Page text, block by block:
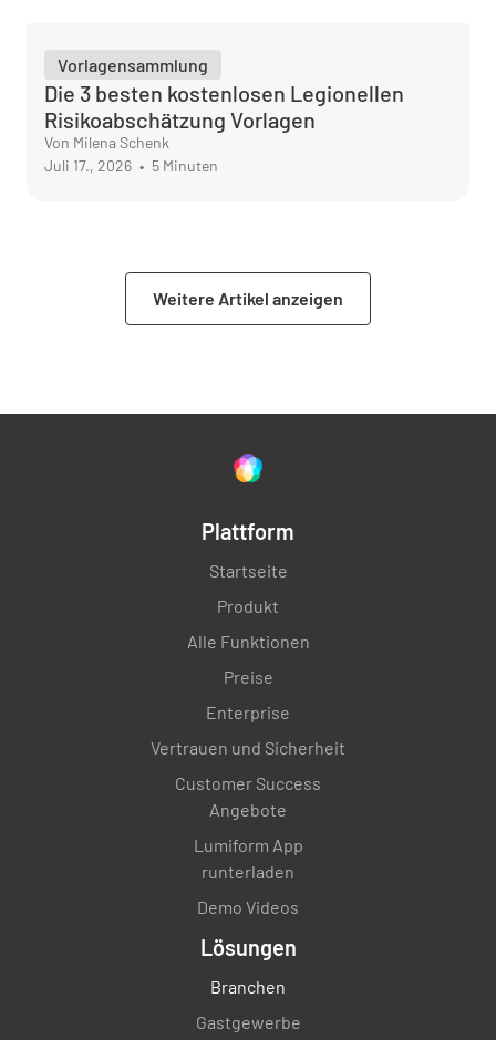
Vorlagensammlung
Die 3 besten kostenlosen Legionellen
Risikoabschätzung Vorlagen
Von Milena Schenk
Juli 17., 2026 • 5 Minuten
Weitere Artikel anzeigen
Plattform
Startseite
Produkt
Alle Funktionen
Preise
Enterprise
Vertrauen und Sicherheit
Customer Success
Angebote
Lumiform App
runterladen
Demo Videos
Lösungen
Branchen
Gastgewerbe